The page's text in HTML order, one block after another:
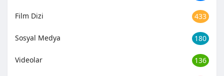
Film Dizi 433
Sosyal Medya 180
Videolar 136